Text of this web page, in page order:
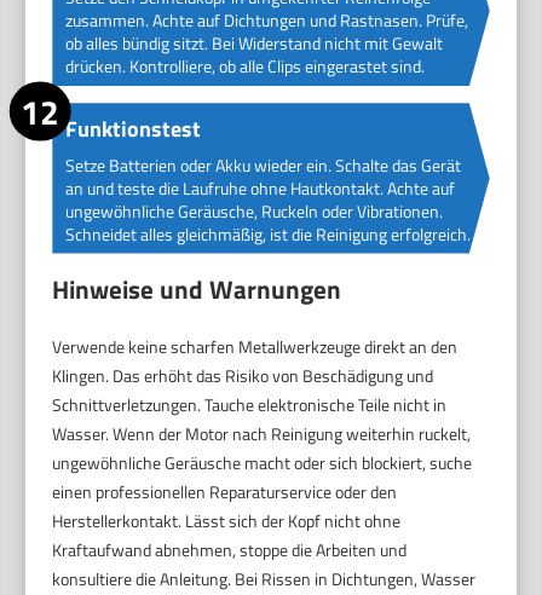
zusammen. Achte auf Dichtungen und Rastnasen. Prüfe,
ob alles bündig sitzt. Bei Widerstand nicht mit Gewalt
drücken. Kontrolliere, ob alle Clips eingerastet sind.
Funktionstest
Setze Batterien oder Akku wieder ein. Schalte das Gerät
an und teste die Laufruhe ohne Hautkontakt. Achte auf
ungewöhnliche Geräusche, Ruckeln oder Vibrationen.
Schneidet alles gleichmäßig, ist die Reinigung erfolgreich.
Hinweise und Warnungen
Verwende keine scharfen Metallwerkzeuge direkt an den
Klingen. Das erhöht das Risiko von Beschädigung und
Schnittverletzungen. Tauche elektronische Teile nicht in
Wasser. Wenn der Motor nach Reinigung weiterhin ruckelt,
ungewöhnliche Geräusche macht oder sich blockiert, suche
einen professionellen Reparaturservice oder den
Herstellerkontakt. Lässt sich der Kopf nicht ohne
Kraftaufwand abnehmen, stoppe die Arbeiten und
konsultiere die Anleitung. Bei Rissen in Dichtungen, Wasser